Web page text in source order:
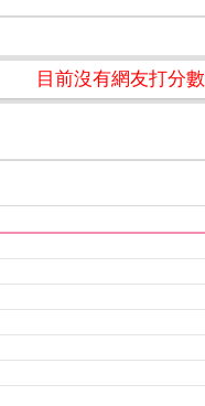
目前沒有網友打分數